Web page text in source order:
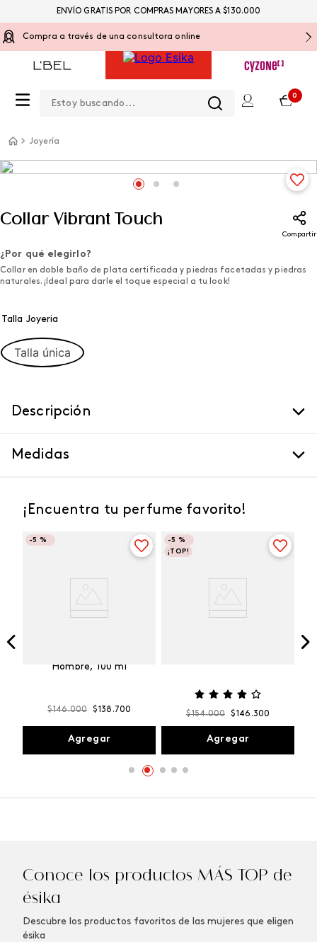
Compra a través de una consultora online
0
ENVÍO GRATIS POR COMPRAS MAYORES A $130.000
Joyería
Collar Vibrant Touch
Compartir
¿Por qué elegirlo?
Collar en doble baño de plata certificada y piedras facetadas y piedras
naturales. ¡Ideal para darle el toque especial a tu look!
Talla Joyeria
Talla única
Descripción
Medidas
¡Encuentra tu perfume favorito!
-5 %
Hombre, 100 ml
$146.000 $138 .700
Agregar
-5 %
¡TOP!
$154.000 $146 .300
Agregar
Conoce los productos MÁS TOP de
ésika
Descubre los productos favoritos de las mujeres que eligen
ésika